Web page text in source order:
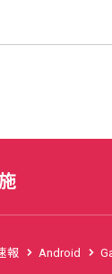
客様の声 お
報 Android